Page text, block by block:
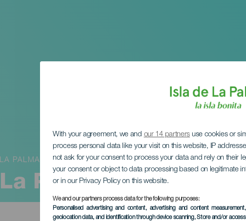
With your agreement, we and our 14 partners use cookies or
process personal data like your visit on this website, IP
not ask for your consent to process your data and rely on their
your consent or object to data processing based on legitimate
or in our Privacy Policy on this website.
We and our partners process data for the following purposes:
Personalised advertising and content, advertising and content
geolocation data, and identification through device scanning, Store and/or
La Palma Safe Bike
LA PALMA